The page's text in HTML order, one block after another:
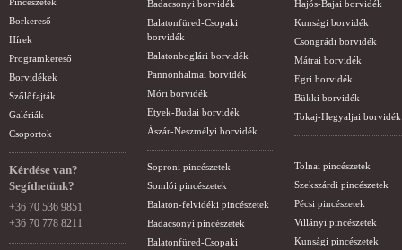
Borkereső
Hírek
Programkereső
Borvidékek
Szőlőfajták
Galériák
Csoportok
Kérdése van?
Segíthetünk?
+36 70 536 9851
+36 70 778 8211
Badacsonyi borvidék
Balatonfüred-Csopaki
borvidék
Balatonboglári borvidék
Pannonhalmai borvidék
Móri borvidék
Etyek-Budai borvidék
Ászár-Neszmélyi borvidék
Soproni pincészetek
Somlói pincészetek
Balaton-felvidéki pincészetek
Badacsonyi pincészetek
Balatonfüred-Csopaki
Hajós-Bajai borvidék
Kunsági borvidék
Csongrádi borvidék
Mátrai borvidék
Egri borvidék
Bükki borvidék
Tokaj-Hegyaljai borvidék
Tolnai pincészetek
Szekszárdi pincészetek
Pécsi pincészetek
Villányi pincészetek
Kunsági pincészetek